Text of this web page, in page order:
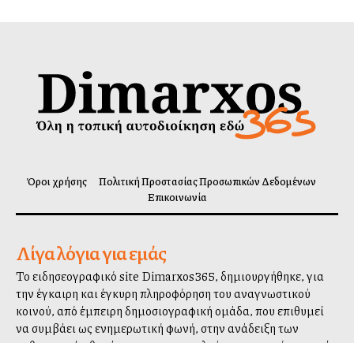
Όροι χρήσης
Πολιτική Προστασίας Προσωπικών Δεδομένων
Επικοινωνία
Λίγα λόγια για εμάς
Το ειδησεογραφικό site Dimarxos365, δημιουργήθηκε, για
την έγκαιρη και έγκυρη πληροφόρηση του αναγνωστικού
κοινού, από έμπειρη δημοσιογραφική ομάδα, που επιθυμεί
να συμβάλλει ως ενημερωτική φωνή, στην ανάδειξη των